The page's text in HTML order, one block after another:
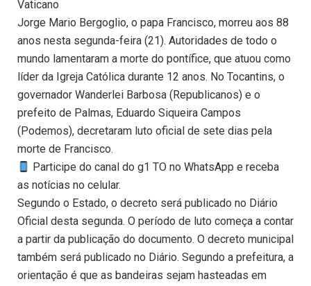
Vaticano
Jorge Mario Bergoglio, o papa Francisco, morreu aos 88
anos nesta segunda-feira (21). Autoridades de todo o
mundo lamentaram a morte do pontífice, que atuou como
líder da Igreja Católica durante 12 anos. No Tocantins, o
governador Wanderlei Barbosa (Republicanos) e o
prefeito de Palmas, Eduardo Siqueira Campos
(Podemos), decretaram luto oficial de sete dias pela
morte de Francisco.
Participe do canal do g1 TO no WhatsApp e receba
as notícias no celular.
Segundo o Estado, o decreto será publicado no Diário
Oficial desta segunda. O período de luto começa a contar
a partir da publicação do documento. O decreto municipal
também será publicado no Diário. Segundo a prefeitura, a
orientação é que as bandeiras sejam hasteadas em